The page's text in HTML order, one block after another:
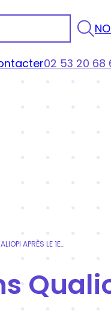
02 53 20 68
FORMATEURS, Y A-T-IL UNE VIE SANS QUALIOPI APRÈS LE 1ER JANVIER 2022 ?